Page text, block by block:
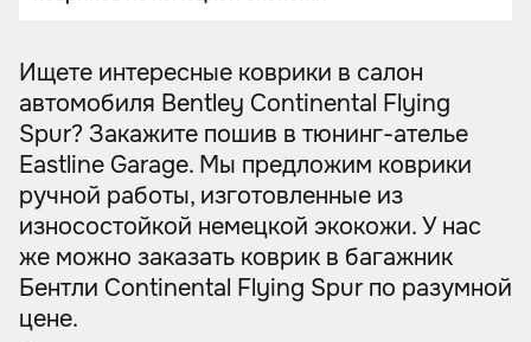
Ищете интересные коврики в салон
автомобиля Bentley Continental Flying
Spur? Закажите пошив в тюнинг-ателье
Eastline Garage. Мы предложим коврики
ручной работы, изготовленные из
износостойкой немецкой экокожи. У нас
же можно заказать коврик в багажник
Бентли Continental Flying Spur по разумной
цене.